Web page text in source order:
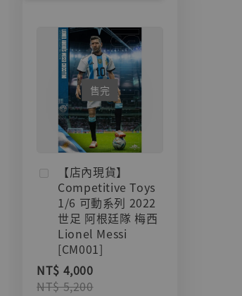
售完
【店內現貨】
Competitive Toys
1/6 可動系列 2022
世足 阿根廷隊 梅西
Lionel Messi
[CM001]
NT$ 4,000
NT$ 5,200